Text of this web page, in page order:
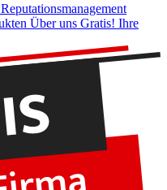
Über uns Gratis! Ihre